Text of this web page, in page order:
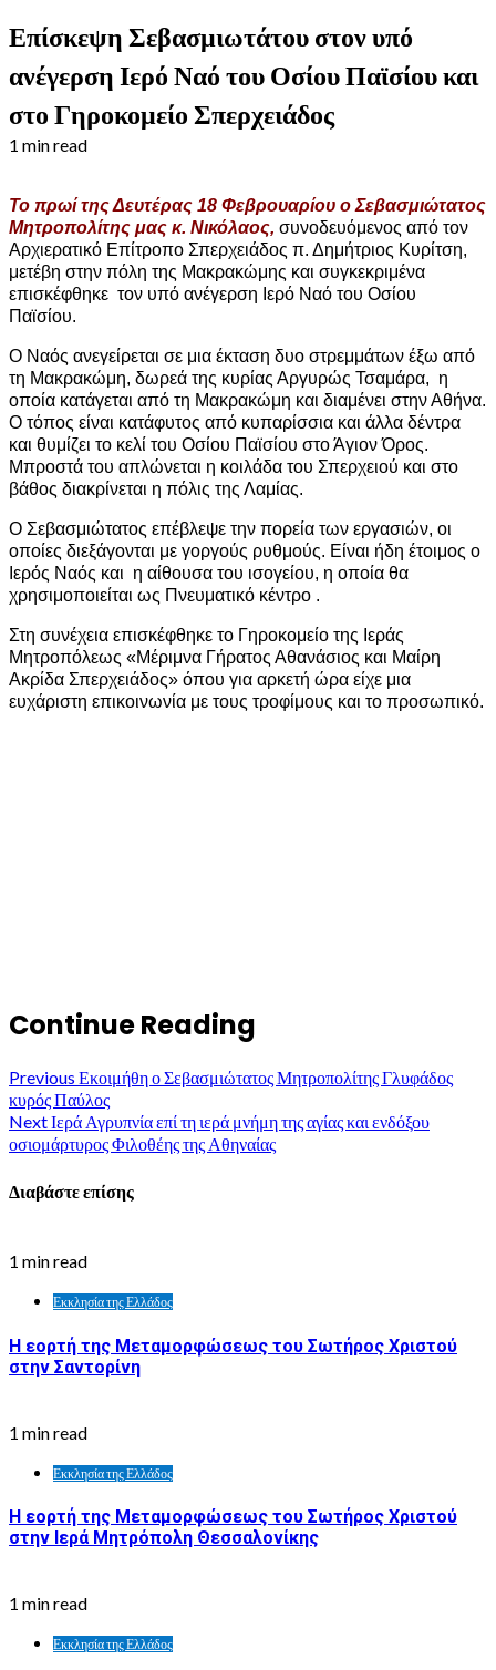
Επίσκεψη Σεβασμιωτάτου στον υπό
ανέγερση Ιερό Ναό του Οσίου Παϊσίου και
στο Γηροκομείο Σπερχειάδος
1 min read
Το πρωί της Δευτέρας 18 Φεβρουαρίου ο Σεβασμιώτατος
Μητροπολίτης μας κ. Νικόλαος, συνοδευόμενος από τον
Αρχιερατικό Επίτροπο Σπερχειάδος π. Δημήτριος Κυρίτση,
μετέβη στην πόλη της Μακρακώμης και συγκεκριμένα
επισκέφθηκε τον υπό ανέγερση Ιερό Ναό του Οσίου
Παϊσίου.
Ο Ναός ανεγείρεται σε μια έκταση δυο στρεμμάτων έξω από
τη Μακρακώμη, δωρεά της κυρίας Αργυρώς Τσαμάρα, η
οποία κατάγεται από τη Μακρακώμη και διαμένει στην Αθήνα.
Ο τόπος είναι κατάφυτος από κυπαρίσσια και άλλα δέντρα
και θυμίζει το κελί του Οσίου Παϊσίου στο Άγιον Όρος.
Μπροστά του απλώνεται η κοιλάδα του Σπερχειού και στο
βάθος διακρίνεται η πόλις της Λαμίας.
Ο Σεβασμιώτατος επέβλεψε την πορεία των εργασιών, οι
οποίες διεξάγονται με γοργούς ρυθμούς. Είναι ήδη έτοιμος ο
Ιερός Ναός και η αίθουσα του ισογείου, η οποία θα
χρησιμοποιείται ως Πνευματικό κέντρο .
Στη συνέχεια επισκέφθηκε το Γηροκομείο της Ιεράς
Μητροπόλεως «Μέριμνα Γήρατος Αθανάσιος και Μαίρη
Ακρίδα Σπερχειάδος» όπου για αρκετή ώρα είχε μια
ευχάριστη επικοινωνία με τους τροφίμους και το προσωπικό.
Continue Reading
Previous Εκοιμήθη ο Σεβασμιώτατος Μητροπολίτης Γλυφάδος
κυρός Παύλος
NextΙερά Αγρυπνία επί τη ιερά μνήμη της αγίας και ενδόξου
οσιομάρτυρος Φιλοθέης της Αθηναίας
Διαβάστε επίσης
1 min read
Εκκλησία της Ελλάδος
Η εορτή της Μεταμορφώσεως του Σωτήρος Χριστού
στην Σαντορίνη
1 min read
Εκκλησία της Ελλάδος
Η εορτή της Μεταμορφώσεως του Σωτήρος Χριστού
στην Ιερά Μητρόπολη Θεσσαλονίκης
1 min read
Εκκλησία της Ελλάδος